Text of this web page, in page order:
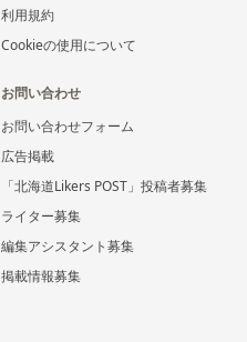
利用規約
Cookieの使用について
お問い合わせ
お問い合わせフォーム
広告掲載
「北海道Likers POST」投稿者募集
ライター募集
編集アシスタント募集
掲載情報募集